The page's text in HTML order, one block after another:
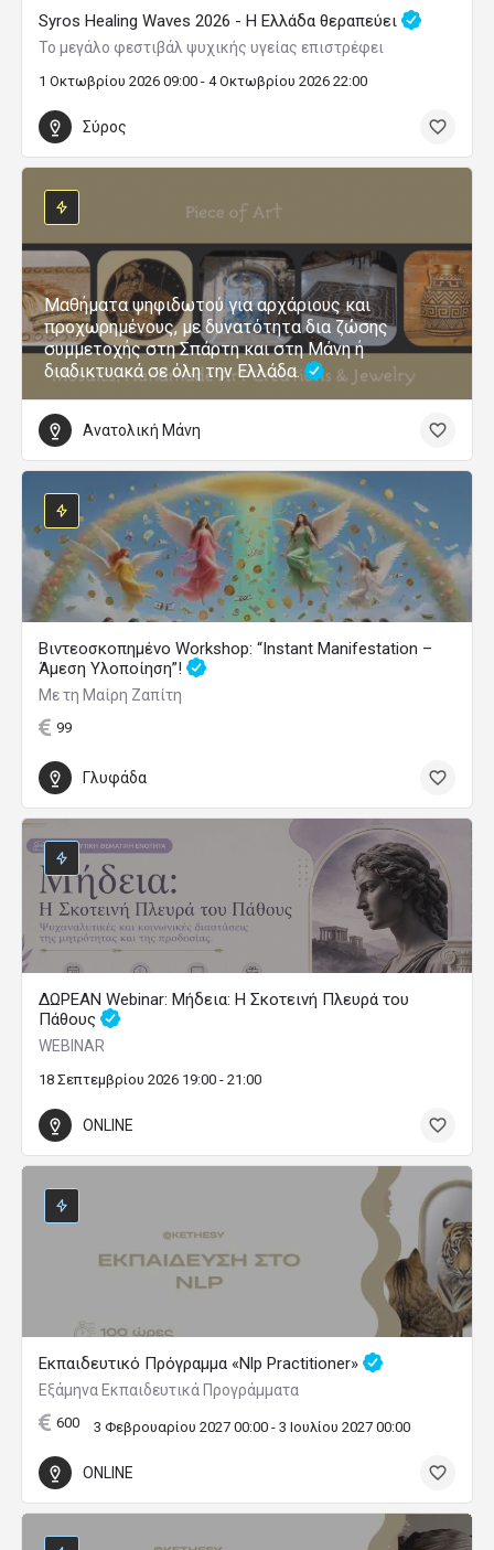
Syros Healing Waves 2026 - Η Ελλάδα θεραπεύει
Το μεγάλο φεστιβάλ ψυχικής υγείας επιστρέφει
1 Οκτωβρίου 2026 09:00 - 4 Οκτωβρίου 2026 22:00
Σύρος
Μαθήματα ψηφιδωτού για αρχάριους και
προχωρημένους, με δυνατότητα δια ζώσης
συμμετοχής στη Σπάρτη και στη Μάνη ή
διαδικτυακά σε όλη την Ελλάδα.
Ανατολική Μάνη
Βιντεοσκοπημένο Workshop: “Instant Manifestation –
Άμεση Υλοποίηση”!
Με τη Μαίρη Ζαπίτη
99
Γλυφάδα
ΔΩΡΕΑΝ Webinar: Μήδεια: Η Σκοτεινή Πλευρά του
Πάθους
WEBINAR
18 Σεπτεμβρίου 2026 19:00 - 21:00
ONLINE
Εκπαιδευτικό Πρόγραμμα «Nlp Practitioner»
Εξάμηνα Εκπαιδευτικά Προγράμματα
600 3 Φεβρουαρίου 2027 00:00 - 3 Ιουλίου 2027 00:00
ONLINE